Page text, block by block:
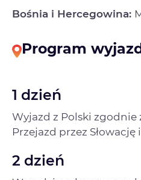
Bośnia i Hercegowina:
Program
1 dzień
Wyjazd z Polski zgodnie
Przejazd przez
2 dzień